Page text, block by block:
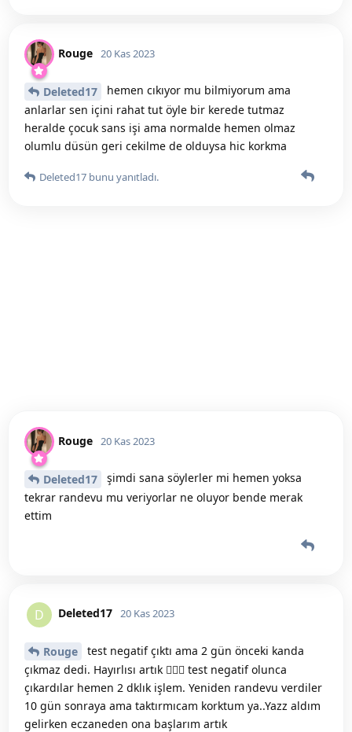
Rouge 20 Kas 2023
Deleted17
hemen cıkıyor mu bilmiyorum ama
anlarlar sen içini rahat tut öyle bir kerede tutmaz
heralde çocuk sans işi ama normalde hemen olmaz
olumlu düsün geri cekilme de olduysa hic korkma
Deleted17 bunu yanıtladı.
Rouge 20 Kas 2023
Deleted17
şimdi sana söylerler mi hemen yoksa
tekrar randevu mu veriyorlar ne oluyor bende merak
ettim
D Deleted17 20 Kas 2023
Rouge
test negatif çıktı ama 2 gün önceki kanda
çıkmaz dedi. Hayırlısı artık 🤷🏻‍♀️ test negatif olunca
çıkardılar hemen 2 dklık işlem. Yeniden randevu verdiler
10 gün sonraya ama taktırmıcam korktum ya..Yazz aldım
gelirken eczaneden ona başlarım artık